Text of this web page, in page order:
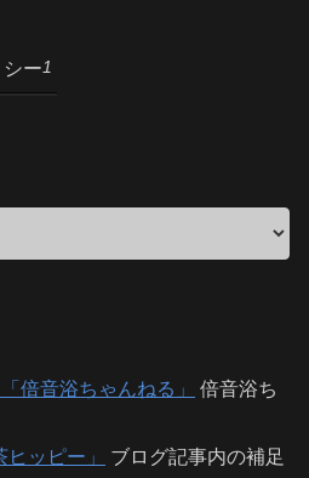
ー1
音浴ちゃんねる」
倍音浴ち
ッピー」
ブログ記事内の補足